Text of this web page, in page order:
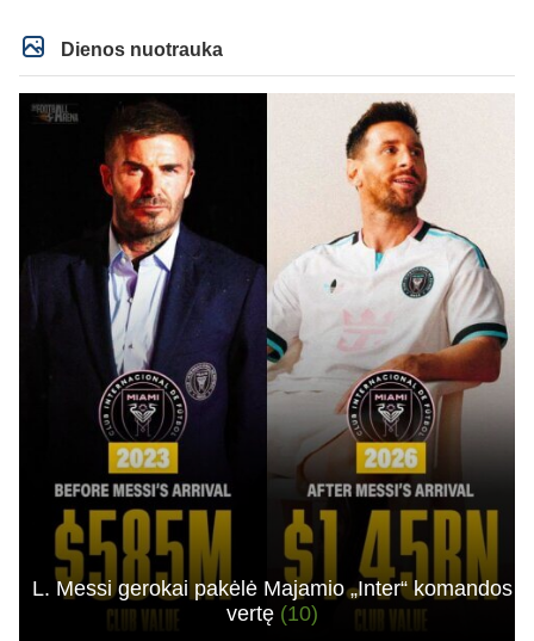
Dienos nuotrauka
L. Messi gerokai pakėlė Majamio „Inter“ komandos
vertę (10)